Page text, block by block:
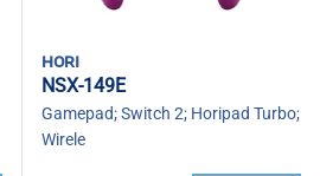
hori
NSX-149E
Gamepad; Switch 2; Horipad Turbo;
Wirele